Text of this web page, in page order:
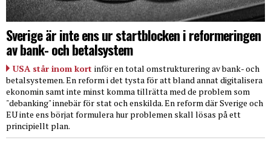
Sverige är inte ens ur startblocken i reformeringen
av bank- och betalsystem
USA står inom kort inför en total omstrukturering av bank- och
betalsystemen. En reform i det tysta för att bland annat digitalisera
ekonomin samt inte minst komma tillrätta med de problem som
"debanking" innebär för stat och enskilda. En reform där Sverige och
EU inte ens börjat formulera hur problemen skall lösas på ett
principiellt plan.